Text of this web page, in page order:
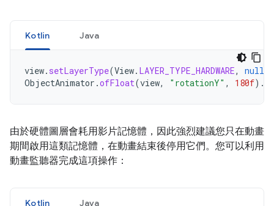
Kotlin Java
view. setLayerType(View. LAYER_TYPE_HARDWARE, null
ObjectAnimator .ofFloat(view, "rotationY" , 180f).
由於硬體圖層會耗用影片記憶體，因此強烈建議您只在動畫
期間啟用這類記憶體，在動畫結束後停用它們。您可以利用
動畫監聽器完成這項操作：
Kotlin Java